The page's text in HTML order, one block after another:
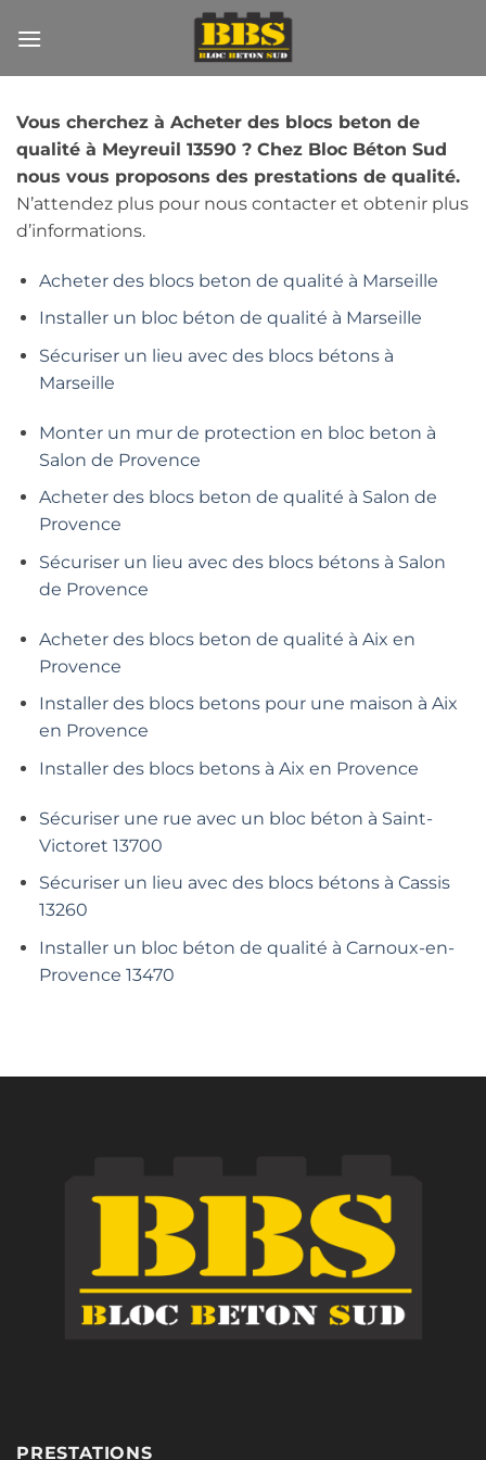
au
Vous cherchez à Acheter des blocs beton de
qualité à Meyreuil 13590 ? Chez Bloc Béton Sud
nous vous proposons des prestations de qualité.
N’attendez plus pour nous contacter et obtenir plus
d’informations.
Acheter des blocs beton de qualité à Marseille
Installer un bloc béton de qualité à Marseille
Sécuriser un lieu avec des blocs bétons à
Marseille
Monter un mur de protection en bloc beton à
Salon de Provence
Acheter des blocs beton de qualité à Salon de
Provence
Sécuriser un lieu avec des blocs bétons à Salon
de Provence
Acheter des blocs beton de qualité à Aix en
Provence
Installer des blocs betons pour une maison à Aix
en Provence
Installer des blocs betons à Aix en Provence
Sécuriser une rue avec un bloc béton à Saint-
Victoret 13700
Sécuriser un lieu avec des blocs bétons à Cassis
13260
Installer un bloc béton de qualité à Carnoux-en-
Provence 13470
PRESTATIONS